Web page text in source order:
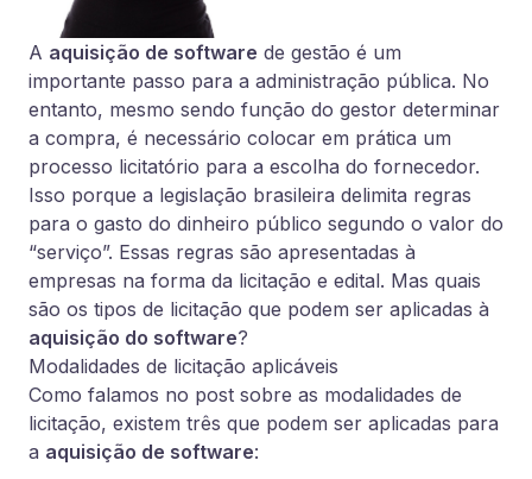
A aquisição de software de gestão é um
importante passo para a administração pública. No
entanto, mesmo sendo função do gestor determinar
a compra, é necessário colocar em prática um
processo licitatório para a escolha do fornecedor.
Isso porque a legislação brasileira delimita regras
para o gasto do dinheiro público segundo o valor do
“serviço”. Essas regras são apresentadas à
empresas na forma da licitação e edital. Mas quais
são os tipos de licitação que podem ser aplicadas à
aquisição do software?
Modalidades de licitação aplicáveis
Como falamos no post sobre as modalidades de
licitação, existem três que podem ser aplicadas para
a aquisição de software: